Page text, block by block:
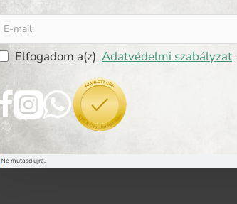
mail:
Elfogadom a(z) Adatvédelmi szabályzat
Ne mutasd újra.